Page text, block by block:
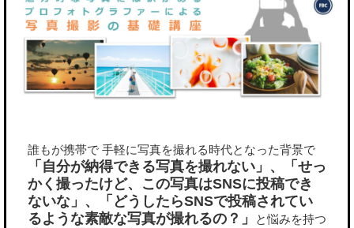
誰もが携帯で 手軽に写真を撮れる時代となった背景で
「自分が納得できる写真を撮れない」、「せっ
かく撮ったけど、この写真はSNSに投稿でき
ないな」、「どうしたらSNSで投稿されてい
るような素敵な写真が撮れるの？」
と悩みを持つ